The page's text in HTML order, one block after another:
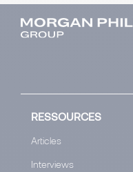
RESSOURCES
Articles
Interviews